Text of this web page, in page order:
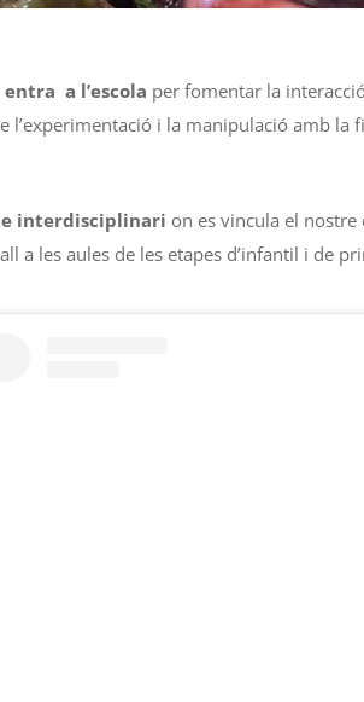
a l’escola per fomentar la
l’experimentació i la manipulació amb
interdisciplinari on es vincula el
a les aules de les etapes d’infantil i de